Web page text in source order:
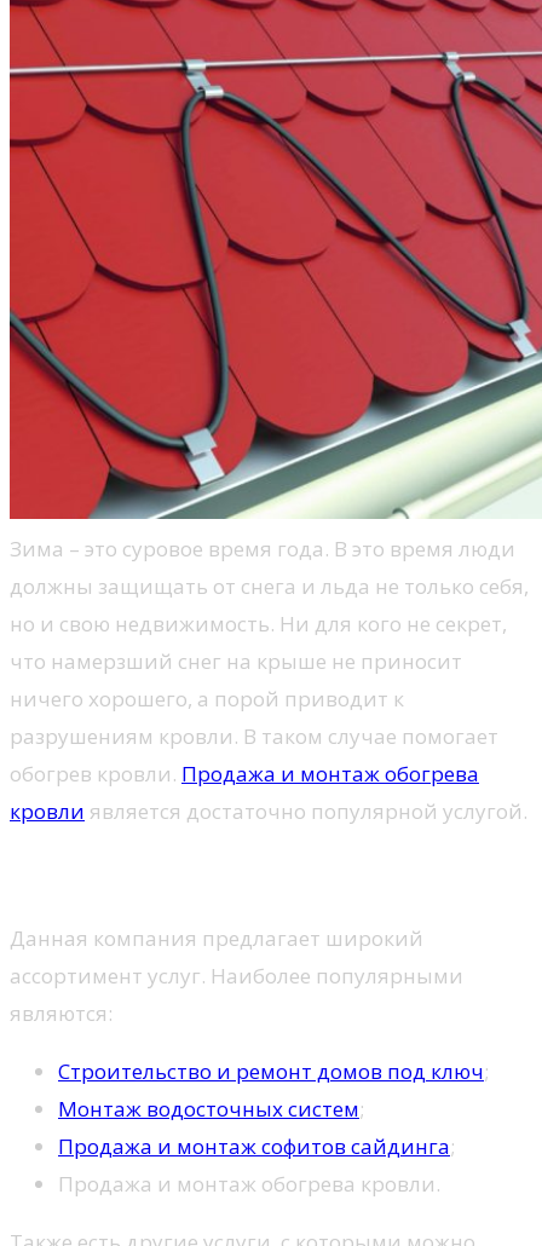
Зима – это суровое время года. В это время люди
должны защищать от снега и льда не только себя,
но и свою недвижимость. Ни для кого не секрет,
что намерзший снег на крыше не приносит
ничего хорошего, а порой приводит к
разрушениям кровли. В таком случае помогает
обогрев кровли. Продажа и монтаж обогрева
кровли является достаточно популярной услугой.
Данная компания предлагает широкий
ассортимент услуг. Наиболее популярными
являются:
Строительство и ремонт домов под ключ;
Монтаж водосточных систем;
Продажа и монтаж софитов сайдинга;
Продажа и монтаж обогрева кровли.